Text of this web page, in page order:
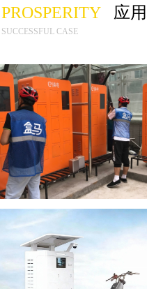
PROSPERITY 应
SUCCESSFUL CASE